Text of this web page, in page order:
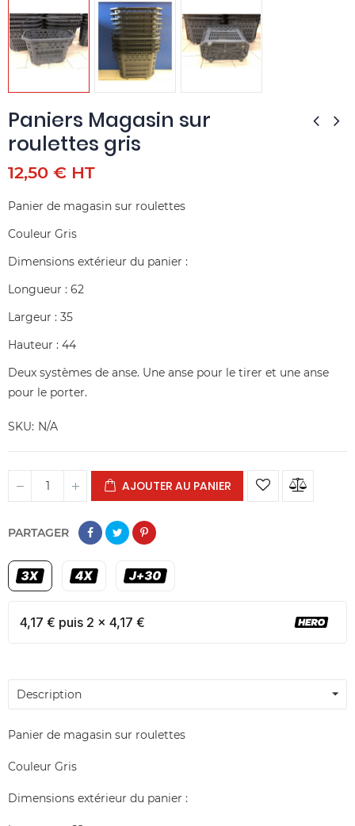
Paniers Magasin sur
roulettes gris
12,50 € HT
Panier de magasin sur roulettes
Couleur Gris
Dimensions extérieur du panier :
Longueur : 62
Largeur : 35
Hauteur : 44
Deux systèmes de anse. Une anse pour le tirer et une anse
pour le porter.
SKU N/A
AJOUTER AU PANIER
PARTAGER
4,17 € puis 2 x 4,17 €
Description
Panier de magasin sur roulettes
Couleur Gris
Dimensions extérieur du panier :